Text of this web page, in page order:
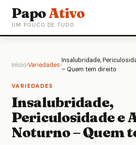
PapoAtivo
UM POUCO DE TUDO
Início›Variedades›
Insalubridade,
– Quem tem direito
VARIEDADES
Insalubridade,
Periculosidade e
Noturno – Quem